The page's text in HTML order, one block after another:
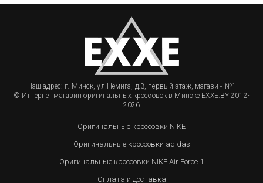
Наш адрес: г. Минск, ул.Немига, д.3, первый этаж, магазин №1
© Интернет магазин оригинальных кроссовок в Минске EXXE.BY 2012-
2026
Оригинальные кроссовки NIKE
Оригинальные кроссовки adidas
Оригинальные кроссовки NIKE Air Force 1
Оплата и доставка